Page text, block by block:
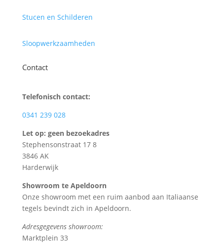
Stucen en Schilderen
Sloopwerkzaamheden
Contact
Telefonisch contact:
0341 239 028
Let op: geen bezoekadres
Stephensonstraat 17 8
3846 AK
Harderwijk
Showroom te Apeldoorn
Onze showroom met een ruim aanbod aan Italiaanse
tegels bevindt zich in Apeldoorn.
Adresgegevens showroom:
Marktplein 33